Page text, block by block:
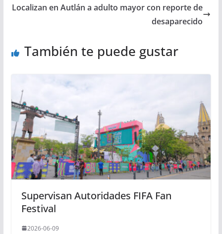
Localizan en Autlán a adulto mayor con reporte de
desaparecido
También te puede gustar
Supervisan Autoridades FIFA Fan
Festival
2026-06-09